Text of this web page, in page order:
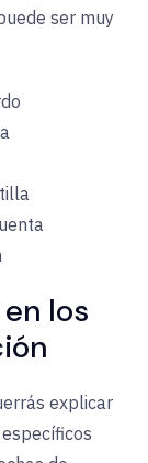
ser muy
los
explicar